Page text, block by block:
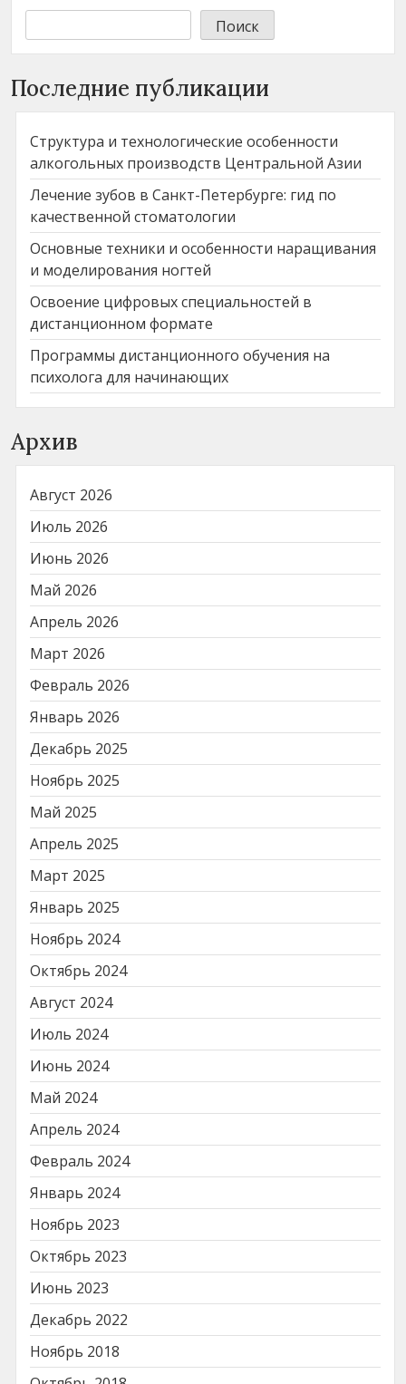
Поиск
Последние публикации
Структура и технологические особенности
алкогольных производств Центральной Азии
Лечение зубов в Санкт-Петербурге: гид по
качественной стоматологии
Основные техники и особенности наращивания
и моделирования ногтей
Освоение цифровых специальностей в
дистанционном формате
Программы дистанционного обучения на
психолога для начинающих
Архив
Август 2026
Июль 2026
Июнь 2026
Май 2026
Апрель 2026
Март 2026
Февраль 2026
Январь 2026
Декабрь 2025
Ноябрь 2025
Май 2025
Апрель 2025
Март 2025
Январь 2025
Ноябрь 2024
Октябрь 2024
Август 2024
Июль 2024
Июнь 2024
Май 2024
Апрель 2024
Февраль 2024
Январь 2024
Ноябрь 2023
Октябрь 2023
Июнь 2023
Декабрь 2022
Ноябрь 2018